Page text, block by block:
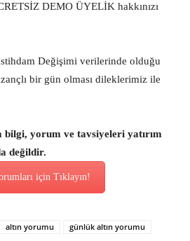
DEMO ÜYELİK hakkınızı
Değişimi verilerinde olduğu
bir gün olması dileklerimiz ile
bilgi, yorum ve tavsiyeleri yatırım
değildir.
için Tıklayın!
altın yorumu günlük altın yorumu